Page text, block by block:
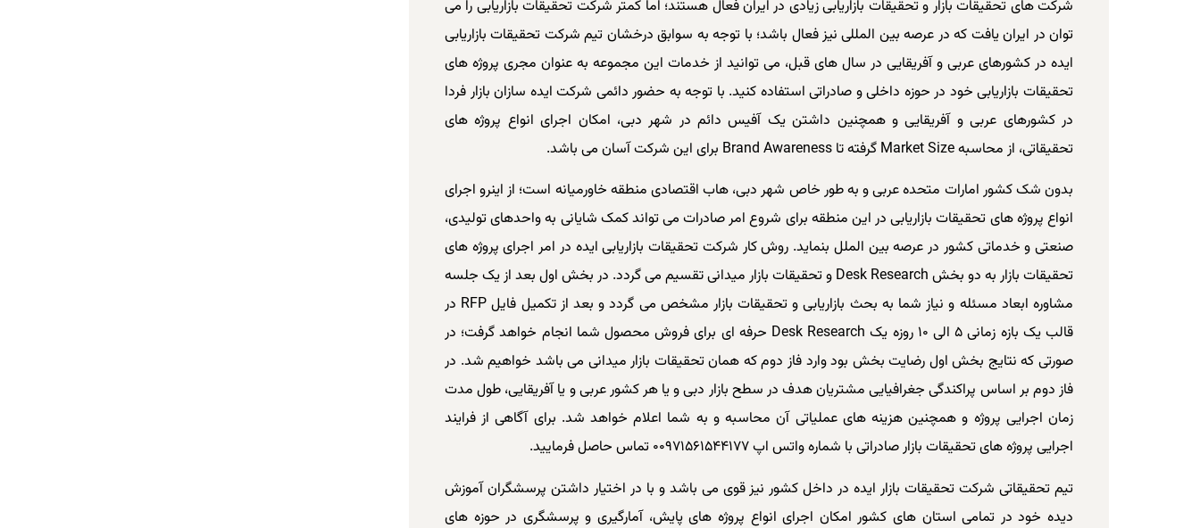
شرکت های تحقیقات بازار و تحقیقات بازاریابی زیادی در ایران فعال هستند؛ اما کمتر شرکت تحقیقات بازاریابی را می
توان در ایران یافت که در عرصه بین المللی نیز فعال باشد؛ با توجه به سوابق درخشان تیم شرکت تحقیقات بازاریابی
ایده در کشورهای عربی و آفریقایی در سال های قبل، می توانید از خدمات این مجموعه به عنوان مجری پروژه های
تحقیقات بازاریابی خود در حوزه داخلی و صادراتی استفاده کنید. با توجه به حضور دائمی شرکت ایده سازان بازار فردا
در کشورهای عربی و آفریقایی و همچنین داشتن یک آفیس دائم در شهر دبی، امکان اجرای انواع پروژه های
تحقیقاتی، از محاسبه Market Size گرفته تا Brand Awareness برای این شرکت آسان می باشد.
بدون شک کشور امارات متحده عربی و به طور خاص شهر دبی، هاب اقتصادی منطقه خاورمیانه است؛ از اینرو اجرای
انواع پروژه های تحقیقات بازاریابی در این منطقه برای شروع امر صادرات می تواند کمک شایانی به واحدهای تولیدی،
صنعتی و خدماتی کشور در عرصه بین الملل بنماید. روش کار شرکت تحقیقات بازاریابی ایده در امر اجرای پروژه های
تحقیقات بازار به دو بخش Desk Research و تحقیقات بازار میدانی تقسیم می گردد. در بخش اول بعد از یک جلسه
مشاوره ابعاد مسئله و نیاز شما به بحث بازاریابی و تحقیقات بازار مشخص می گردد و بعد از تکمیل فایل RFP در
قالب یک بازه زمانی ۵ الی ۱۰ روزه یک Desk Research حرفه ای برای فروش محصول شما انجام خواهد گرفت؛ در
صورتی که نتایج بخش اول رضایت بخش بود وارد فاز دوم که همان تحقیقات بازار میدانی می باشد خواهیم شد. در
فاز دوم بر اساس پراکندگی جغرافیایی مشتریان هدف در سطح بازار دبی و یا هر کشور عربی و یا آفریقایی، طول مدت
زمان اجرایی پروژه و همچنین هزینه های عملیاتی آن محاسبه و به شما اعلام خواهد شد. برای آگاهی از فرایند
اجرایی پروژه های تحقیقات بازار صادراتی با شماره واتس اپ ۰۰۹۷۱۵۶۱۵۴۴۱۷۷ تماس حاصل فرمایید.
تیم تحقیقاتی شرکت تحقیقات بازار ایده در داخل کشور نیز قوی می باشد و با در اختیار داشتن پرسشگران آموزش
دیده خود در تمامی استان های کشور امکان اجرای انواع پروژه های پایش، آمارگیری و پرسشگری در حوزه های